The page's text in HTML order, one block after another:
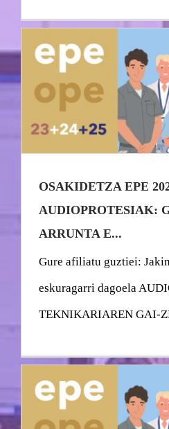
OSAKIDETZA EPE
AUDIOPROTESIAK:
ARRUNTA E...
Gure afiliatu guztiei:
eskuragarri dagoela
TEKNIKARIAREN GAI-